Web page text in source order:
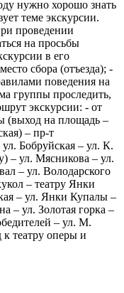
нужно хорошо знать
теме экскурсии.
проведении
на просьбы
в его
сбора (отъезда); -
поведения на
группы проследить,
экскурсии: - от
(выход на площадь –
– пр-т
Бобруйская – ул. К.
– ул. Мясникова – ул.
– ул. Володарского
– театру Янки
– ул. Янки Купалы –
– ул. Золотая горка –
– ул. М.
театру оперы и